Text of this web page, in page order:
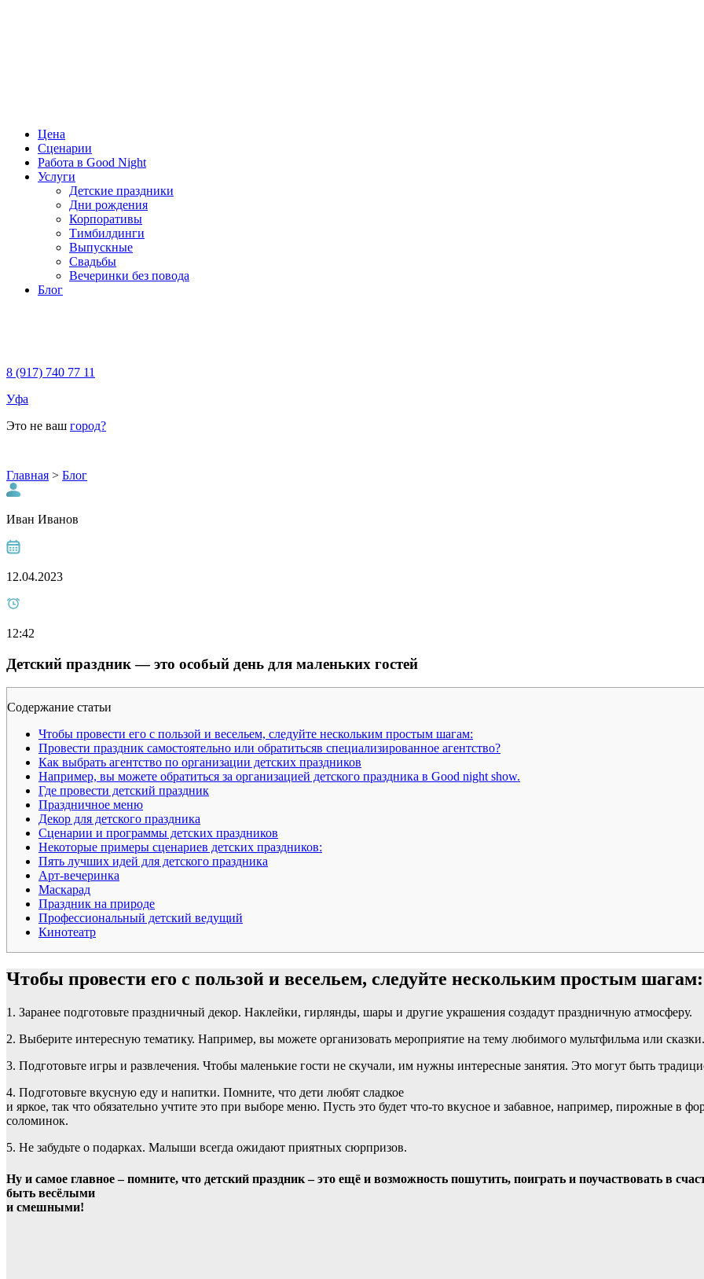
Цена
Сценарии
Работа в Good Night
Услуги
Детские праздники
Дни рождения
Корпоративы
Тимбилдинги
Выпускные
Свадьбы
Вечеринки без повода
Блог
8 (917) 740 77 11
Уфа
Это не ваш город?
Главная > Блог
Иван Иванов
12.04.2023
12:42
Детский праздник — это особый день для маленьких гостей
Содержание статьи
Чтобы провести его с пользой и весельем, следуйте нескольким простым шагам:
Провести праздник самостоятельно или обратитьсяв специализированное агентство?
Как выбрать агентство по организации детских праздников
Например, вы можете обратиться за организацией детского праздника в Good night show.
Где провести детский праздник
Праздничное меню
Декор для детского праздника
Сценарии и программы детских праздников
Некоторые примеры сценариев детских праздников:
Пять лучших идей для детского праздника
Арт-вечеринка
Маскарад
Праздник на природе
Профессиональный детский ведущий
Кинотеатр
Чтобы провести его с пользой и весельем, следуйте нескольким простым шагам:
1. Заранее подготовьте праздничный декор. Наклейки, гирлянды, шары и другие украшения создадут праздничную атмосферу.
2. Выберите интересную тематику. Например, вы можете организовать мероприятие на тему любимого мультфильма или сказки.
3. Подготовьте игры и развлечения. Чтобы маленькие гости не скучали, им нужны интересные занятия. Это могут быть
4. Подготовьте вкусную еду и напитки. Помните, что дети любят сладкое
и яркое, так что обязательно учтите это при выборе меню. Пусть это будет что-то вкусное и забавное, например, пирожные в
соломинок.
5. Не забудьте о подарках. Малыши всегда ожидают приятных сюрпризов.
Ну и самое главное – помните, что детский праздник – это ещё и возможность пошутить, поиграть и поучаствовать в
быть весёлыми
и смешными!